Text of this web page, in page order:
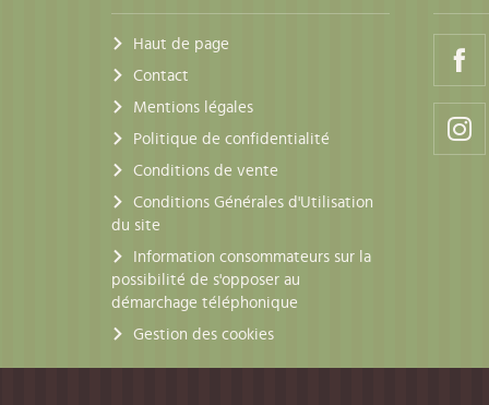
Haut de page
Contact
Mentions légales
Politique de confidentialité
Conditions de vente
Conditions Générales d'Utilisation
du site
Information consommateurs sur la
possibilité de s'opposer au
démarchage téléphonique
Gestion des cookies